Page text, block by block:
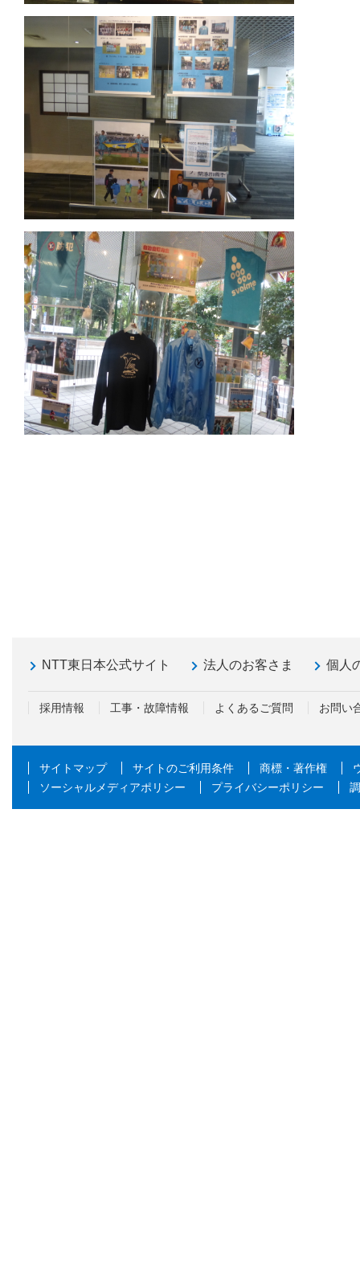
NTT東日本公式サイト 法人のお客さま 個人
採用情報 工事・故障情報 よくあるご質問 お問い
サイトマップ サイトのご利用条件 商標・著作権
ソーシャルメディアポリシー
プライバシーポリシー